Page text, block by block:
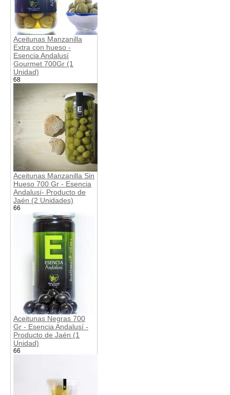
Aceitunas Manzanilla
Extra con hueso -
Esencia Andalusí
Gourmet 700Gr (1
Unidad)
68
Aceitunas Manzanilla Sin
Hueso 700 Gr - Esencia
Andalusí- Producto de
Jaén (2 Unidades)
66
Aceitunas Negras 700
Gr - Esencia Andalusí -
Producto de Jaén (1
Unidad)
66